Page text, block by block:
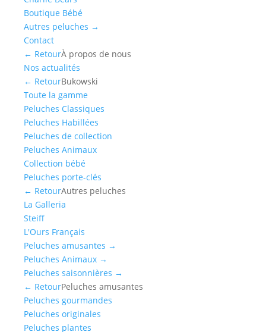
Boutique Bébé
Autres peluches →
Contact
← RetourÀ propos de nous
Nos actualités
← RetourBukowski
Toute la gamme
Peluches Classiques
Peluches Habillées
Peluches de collection
Peluches Animaux
Collection bébé
Peluches porte-clés
← RetourAutres peluches
La Galleria
Steiff
L'Ours Français
Peluches amusantes →
Peluches Animaux →
Peluches saisonnières →
← RetourPeluches amusantes
Peluches gourmandes
Peluches originales
Peluches plantes